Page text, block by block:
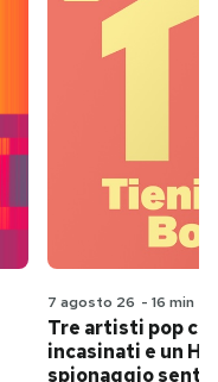
7 agosto 26 - 16 min
Tre artisti pop
incasinati e un
spionaggio